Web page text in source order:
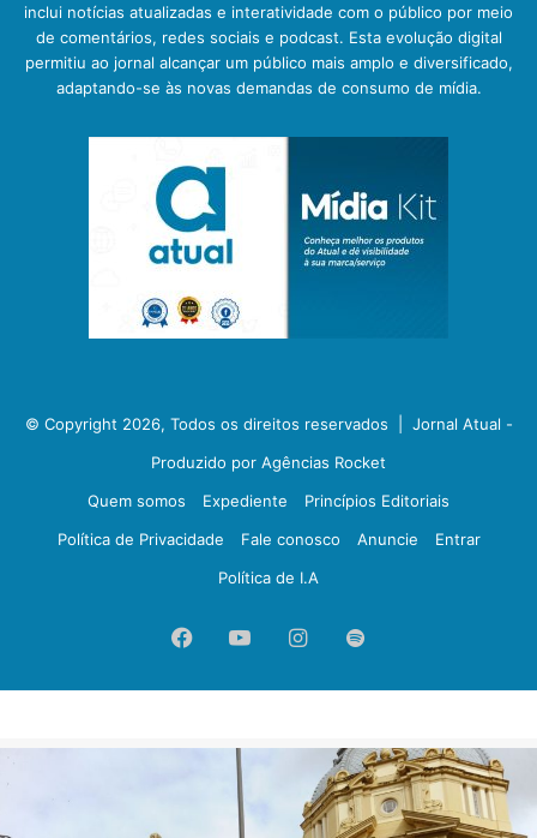
inclui notícias atualizadas e interatividade com o público por meio
de comentários, redes sociais e podcast. Esta evolução digital
permitiu ao jornal alcançar um público mais amplo e diversificado,
adaptando-se às novas demandas de consumo de mídia.
© Copyright 2026, Todos os direitos reservados | Jornal Atual -
Produzido por Agências Rocket
Quem somos
Expediente
Princípios Editoriais
Política de Privacidade
Fale conosco Anuncie
Entrar
Política de I.A
FacebookYouTubeInstagram
Spotify